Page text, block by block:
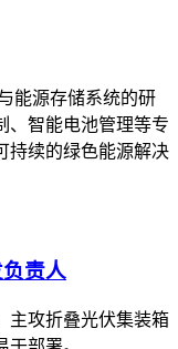
能源存储系统的研
、智能电池管理等专
持续的绿色能源解决
责人
主攻折叠光伏集装箱